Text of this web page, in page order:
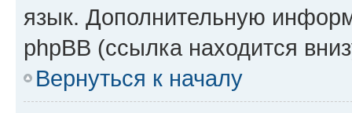
язык. Дополнительную
phpBB (ссылка находится
Вернуться к началу